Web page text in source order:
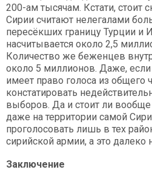
200-ам тысячам. Кстати, стоит
Сирии считают нелегалами
пересёкших границу Турции и
насчитывается около 2,5
Количество же беженцев
около 5 миллионов. Даже, если
имеет право голоса из
констатировать
выборов. Да и стоит ли вообще
даже на территории самой
проголосовать лишь в тех
сирийской армии, а это далеко
Заключение